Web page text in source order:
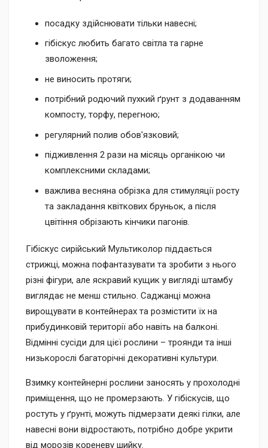
посадку здійснювати тільки навесні;
гібіскус любить багато світла та гарне
зволоження;
не виносить протяги;
потрібний родючий пухкий ґрунт з додаванням
компосту, торфу, перегною;
регулярний полив обов'язковий;
підживлення 2 рази на місяць органікою чи
комплексними складами;
важлива весняна обрізка для стимуляції росту
та закладання квіткових бруньок, а після
цвітіння обрізають кінчики пагонів.
Гібіскус сирійський Мультиколор піддається
стрижці, можна пофантазувати та зробити з нього
різні фігури, але яскравий кущик у вигляді штамбу
виглядає не менш стильно. Саджанці можна
вирощувати в контейнерах та розмістити їх на
прибудинковій території або навіть на балконі.
Відмінні сусіди для цієї рослини – троянди та інші
низькорослі багаторічні декоративні культури.
Взимку контейнерні рослини заносять у прохолодні
приміщення, що не промерзають. У гібіскусів, що
ростуть у ґрунті, можуть підмерзати деякі гілки, але
навесні вони відростають, потрібно добре укрити
від морозів кореневу шийку.